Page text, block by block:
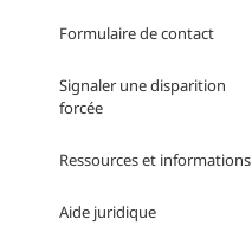
Formulaire de contact
Signaler une disparition
forcée
Ressources et informations
Aide juridique